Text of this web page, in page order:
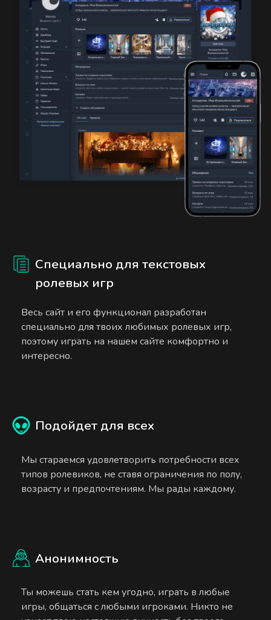
Специально для текстовых
ролевых игр
Весь сайт и его функционал разработан
специально для твоих любимых ролевых игр,
поэтому играть на нашем сайте комфортно и
интересно.
Подойдет для всех
Мы стараемся удовлетворить потребности всех
типов ролевиков, не ставя ограничения по полу,
возрасту и предпочтениям. Мы рады каждому.
Анонимность
Ты можешь стать кем угодно, играть в любые
игры, общаться с любыми игроками. Никто не